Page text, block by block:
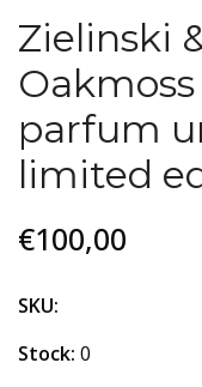
Zielinski
parfum
limited
€100,00
SKU:
Stock: 0